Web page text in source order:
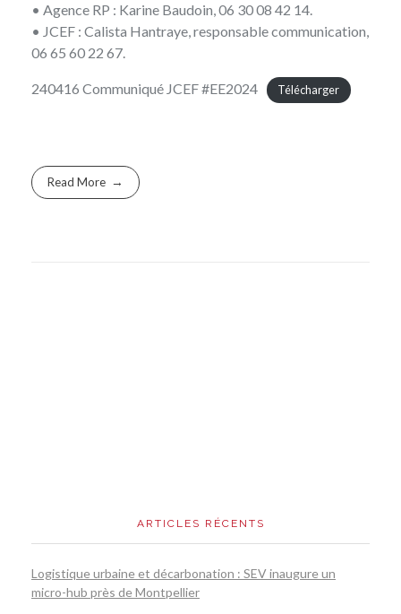
• Agence RP : Karine Baudoin, 06 30 08 42 14.
• JCEF : Calista Hantraye, responsable communication,
06 65 60 22 67.
240416 Communiqué JCEF #EE2024 Télécharger
Read More
ARTICLES RÉCENTS
Logistique urbaine et décarbonation : SEV inaugure un
micro-hub près de Montpellier